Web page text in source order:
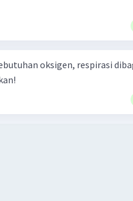
oksigen, respirasi